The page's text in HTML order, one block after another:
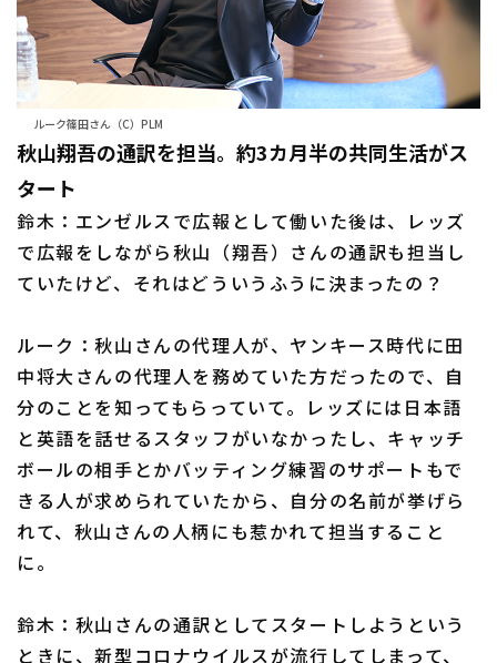
ルーク篠田さん（C）PLM
秋山翔吾の通訳を担当。約3カ月半の共同生活がス
タート
鈴木：エンゼルスで広報として働いた後は、レッズ
で広報をしながら秋山（翔吾）さんの通訳も担当し
ていたけど、それはどういうふうに決まったの？
ルーク：秋山さんの代理人が、ヤンキース時代に田
中将大さんの代理人を務めていた方だったので、自
分のことを知ってもらっていて。レッズには日本語
と英語を話せるスタッフがいなかったし、キャッチ
ボールの相手とかバッティング練習のサポートもで
きる人が求められていたから、自分の名前が挙げら
れて、秋山さんの人柄にも惹かれて担当すること
に。
鈴木：秋山さんの通訳としてスタートしようという
ときに、新型コロナウイルスが流行してしまって、